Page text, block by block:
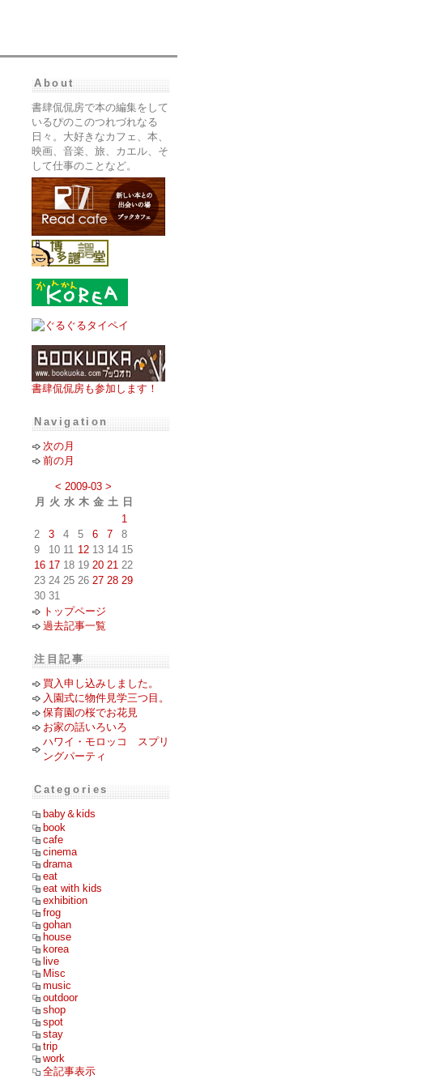
About
書肆侃侃房で本の編集をして
いるぴのこのつれづれなる
日々。大好きなカフェ、本、
映画、音楽、旅、カエル、そ
して仕事のことなど。
書肆侃侃房も参加します！
Navigation
次の月
前の月
< 2009-03 >
月
火 水 木 金 土 日
1
2
3 4 5 6 7
8
9
10 11 12 13 14 15
16 17 18 19 20 21 22
23 24 25 26 27 28 29
30 31
トップページ
過去記事一覧
注目記事
買入申し込みしました。
入園式に物件見学三つ目。
保育園の桜でお花見
お家の話いろいろ
ハワイ・モロッコ スプリ
ングパーティ
Categories
baby＆kids
book
cafe
cinema
drama
eat
eat with kids
exhibition
frog
gohan
house
korea
live
Misc
music
outdoor
shop
spot
stay
trip
work
全記事表示